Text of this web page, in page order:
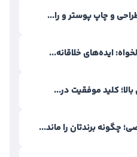
ایده‌های خلاقانه...
بالا؛ کلید موفقیت در...
چگونه برندتان را ماند...